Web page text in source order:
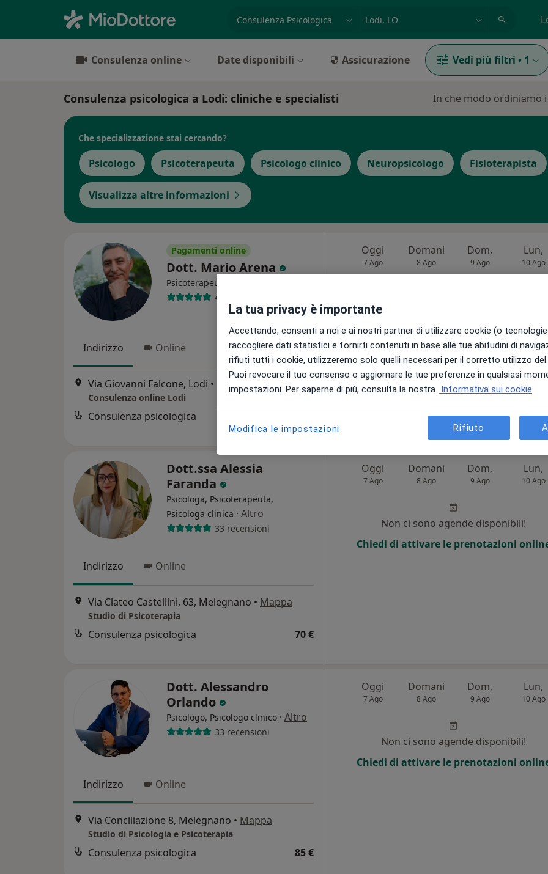
Consulenza online Date disponibili Assicurazione Vedi più filtri • 1
Consulenza psicologica a Lodi: cliniche e specialisti In che modo ordiniamo
Che specializzazione stai cercando?
Psicologo Psicoterapeuta Psicologo clinico Neuropsicologo Fisioterapista
Visualizza altre informazioni
Pagamenti online
Dott. Mario Arena
Psicoterapeuta, Psicologo
41 recensioni
Indirizzo Online
Via Giovanni Falcone, Lodi • Mappa
Consulenza online Lodi
Consulenza psicologica
Oggi
7 Ago
Domani
8 Ago
Dom,
9 Ago
Lun,
10 Ago
Non ci sono agende disponibili!
Chiedi di attivare le prenotazioni online
Dott.ssa Alessia
Faranda
Psicologa, Psicoterapeuta,
Psicologa clinica · Altro
33 recensioni
Indirizzo Online
Via Clateo Castellini, 63, Melegnano • Mappa
Studio di Psicoterapia
Consulenza psicologica 70 €
Oggi
7 Ago
Domani
8 Ago
Dom,
9 Ago
Lun,
10 Ago
Non ci sono agende disponibili!
Chiedi di attivare le prenotazioni
Dott. Alessandro
Orlando
Psicologo, Psicologo clinico · Altro
33 recensioni
Indirizzo Online
Via Conciliazione 8, Melegnano • Mappa
Studio di Psicologia e Psicoterapia
Consulenza psicologica 85 €
Oggi
7 Ago
Domani
8 Ago
Dom,
9 Ago
Lun,
10 Ago
Non ci sono agende disponibili!
Chiedi di attivare le prenotazioni
La tua privacy è importante
Accettando, consenti a noi e ai nostri partner di utilizzare cookie (o
raccogliere dati statistici e fornirti contenuti in base alle tue abitudini di
rifiuti tutti i cookie, utilizzeremo solo quelli necessari per il corretto utilizzo
Puoi revocare il tuo consenso o aggiornare le tue preferenze in qualsiasi
impostazioni. Per saperne di più, consulta la nostra Informativa sui cookie
Modifica le impostazioni Rifiuto